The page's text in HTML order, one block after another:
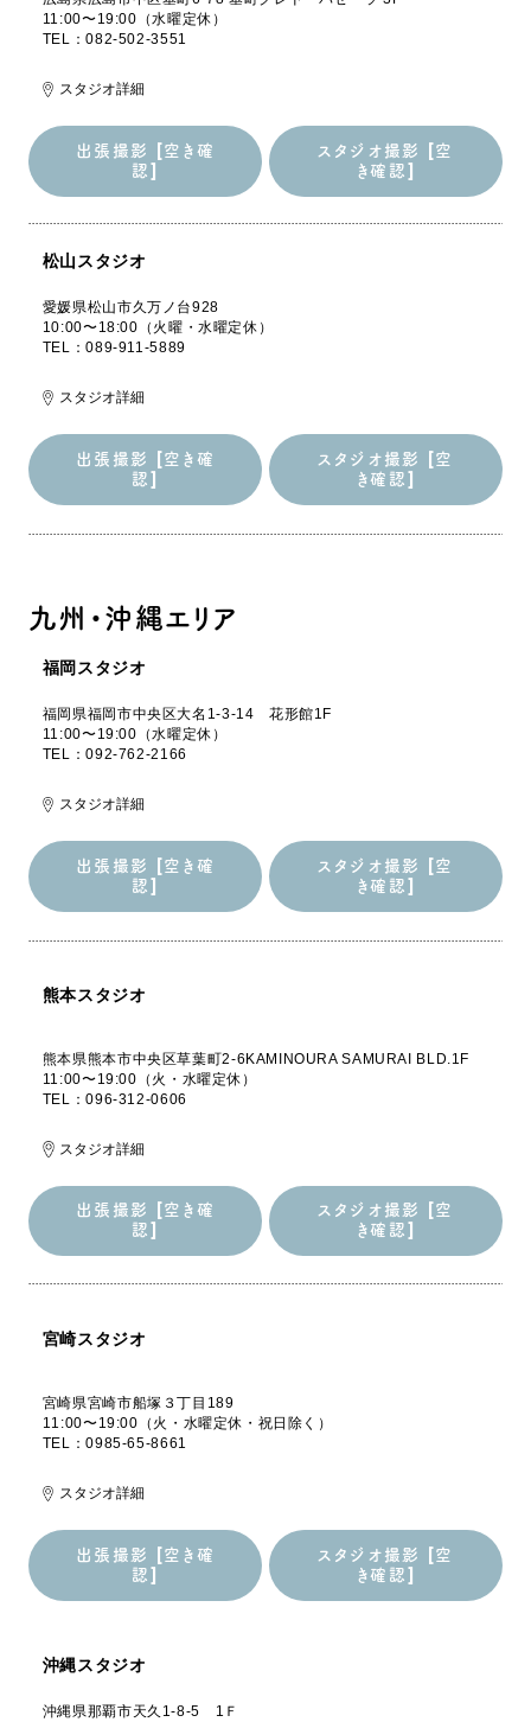
11:00〜19:00（水曜定休）
TEL：082-502-3551
スタジオ詳細
出張撮影 [空き確
認]
出張撮影 [空き確
スタジオ撮影 [空
き確認]
スタジオ撮影 [空
松山スタジオ
愛媛県松山市久万ノ台928
10:00〜18:00（火曜・水曜定休）
TEL：089-911-5889
スタジオ詳細
出張撮影 [空き確
認]
出張撮影 [空き確
スタジオ撮影 [空
き確認]
スタジオ撮影 [空
九州・沖縄エリア
福岡スタジオ
福岡県福岡市中央区大名1-3-14 花形館1F
11:00〜19:00（水曜定休）
TEL：092-762-2166
スタジオ詳細
出張撮影 [空き確
認]
出張撮影 [空き確
スタジオ撮影 [空
き確認]
スタジオ撮影 [空
熊本スタジオ
熊本県熊本市中央区草葉町2-6KAMINOURA SAMURAI BLD.1F
11:00〜19:00（火・水曜定休）
TEL：096-312-0606
スタジオ詳細
出張撮影 [空き確
認]
出張撮影 [空き確
スタジオ撮影 [空
き確認]
スタジオ撮影 [空
宮崎スタジオ
宮崎県宮崎市船塚３丁目189
11:00〜19:00（火・水曜定休・祝日除く）
TEL：0985-65-8661
スタジオ詳細
出張撮影 [空き確
認]
スタジオ撮影 [空
き確認]
沖縄スタジオ
沖縄県那覇市天久1-8-5 1Ｆ